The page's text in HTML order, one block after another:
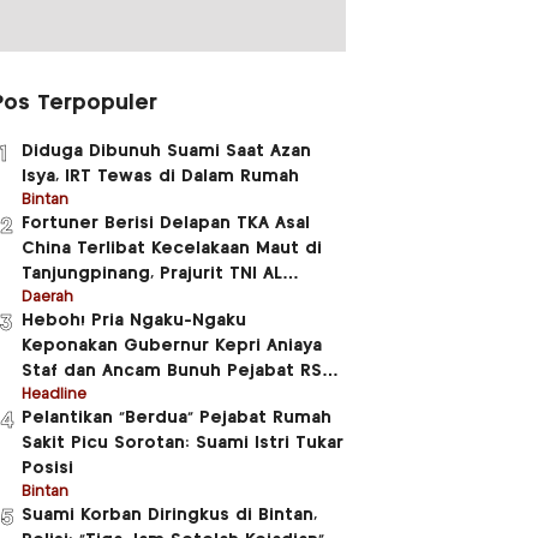
Terpopuler
Diduga Dibunuh Suami Saat Azan
Isya, IRT Tewas di Dalam Rumah
Bintan
Fortuner Berisi Delapan TKA Asal
China Terlibat Kecelakaan Maut di
Tanjungpinang, Prajurit TNI AL
Meninggal Dunia
Daerah
Heboh! Pria Ngaku-Ngaku
Keponakan Gubernur Kepri Aniaya
Staf dan Ancam Bunuh Pejabat RSUD
RAT
Headline
Pelantikan “Berdua” Pejabat Rumah
Sakit Picu Sorotan: Suami Istri Tukar
Posisi
Bintan
Suami Korban Diringkus di Bintan,